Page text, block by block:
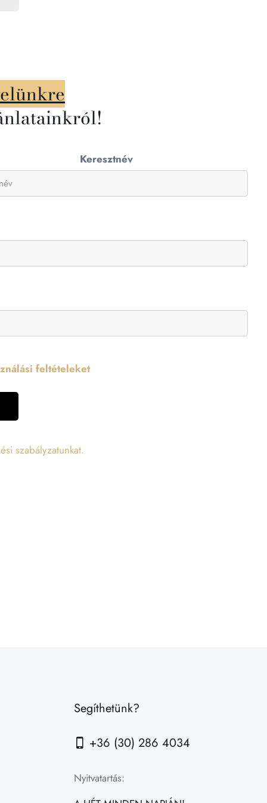
Keresztnév
feltételeket
szabályzatunkat.
Segíthetünk?
+36 (30) 286 4034
Nyitvatartás: